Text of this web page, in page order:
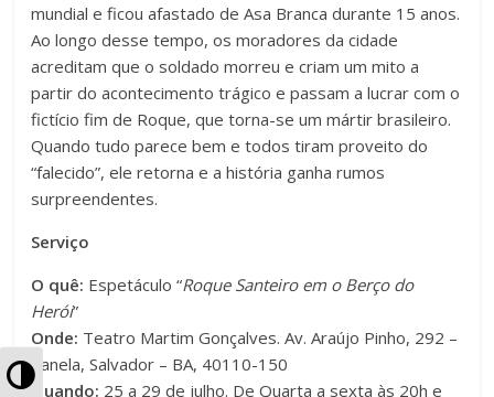
A
mundial e ficou afastado de Asa Branca durante 15 anos.
Ao longo desse tempo, os moradores da cidade
acreditam que o soldado morreu e criam um mito a
partir do acontecimento trágico e passam a lucrar com o
fictício fim de Roque, que torna-se um mártir brasileiro.
Quando tudo parece bem e todos tiram proveito do
“falecido”, ele retorna e a história ganha rumos
surpreendentes.
Serviço
O quê: Espetáculo “Roque Santeiro em o Berço do
Herói”
Onde: Teatro Martim Gonçalves. Av. Araújo Pinho, 292 –
Canela, Salvador – BA, 40110-150
Quando: 25 a 29 de julho. De Quarta a sexta às 20h e